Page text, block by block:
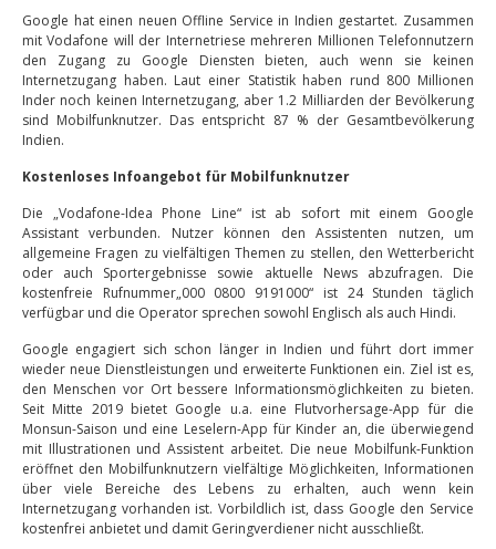
Google hat einen neuen Offline Service in Indien gestartet. Zusammen
mit Vodafone will der Internetriese mehreren Millionen Telefonnutzern
den Zugang zu Google Diensten bieten, auch wenn sie keinen
Internetzugang haben. Laut einer Statistik haben rund 800 Millionen
Inder noch keinen Internetzugang, aber 1.2 Milliarden der Bevölkerung
sind Mobilfunknutzer. Das entspricht 87 % der Gesamtbevölkerung
Indien.
Kostenloses Infoangebot für Mobilfunknutzer
Die „Vodafone-Idea Phone Line“ ist ab sofort mit einem Google
Assistant verbunden. Nutzer können den Assistenten nutzen, um
allgemeine Fragen zu vielfältigen Themen zu stellen, den Wetterbericht
oder auch Sportergebnisse sowie aktuelle News abzufragen. Die
kostenfreie Rufnummer„000 0800 9191000“ ist 24 Stunden täglich
verfügbar und die Operator sprechen sowohl Englisch als auch Hindi.
Google engagiert sich schon länger in Indien und führt dort immer
wieder neue Dienstleistungen und erweiterte Funktionen ein. Ziel ist es,
den Menschen vor Ort bessere Informationsmöglichkeiten zu bieten.
Seit Mitte 2019 bietet Google u.a. eine Flutvorhersage-App für die
Monsun-Saison und eine Leselern-App für Kinder an, die überwiegend
mit Illustrationen und Assistent arbeitet. Die neue Mobilfunk-Funktion
eröffnet den Mobilfunknutzern vielfältige Möglichkeiten, Informationen
über viele Bereiche des Lebens zu erhalten, auch wenn kein
Internetzugang vorhanden ist. Vorbildlich ist, dass Google den Service
kostenfrei anbietet und damit Geringverdiener nicht ausschließt.